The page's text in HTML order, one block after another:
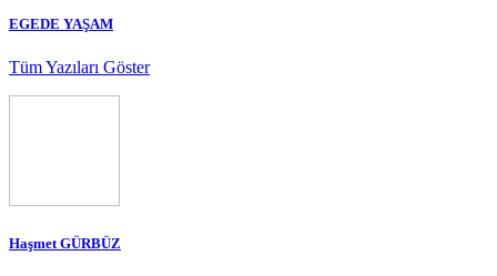
EGEDE YAŞAM
Tüm Yazıları Göster
Haşmet GÜRBÜZ